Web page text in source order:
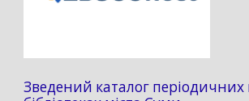
Зведений каталог